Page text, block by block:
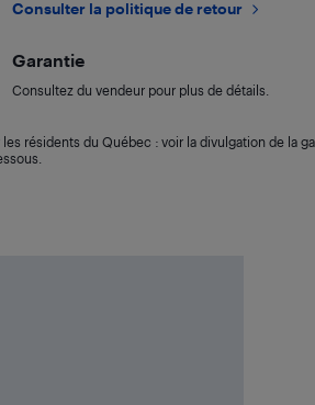
Consulter la politique de retour
Garantie
Consultez du vendeur pour plus de détails.
les résidents du Québec : voir la divulgation de la